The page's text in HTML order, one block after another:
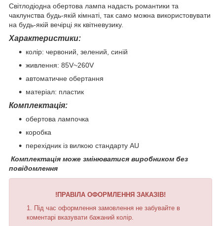
Світлодіодна обертова лампа надасть романтики та
чаклунства будь-якій кімнаті, так само можна використовувати
на будь-якій вечірці як квітневузику.
Характеристики:
колір: червоний, зелений, синій
живлення: 85V~260V
автоматичне обертання
матеріал: пластик
Комплектація:
обертова лампочка
коробка
перехідник із вилкою стандарту AU
Комплектація може змінюватися виробником без
повідомлення
!ПРАВІЛА ОФОРМЛЕННЯ ЗАКАЗІВ!
Під час оформлення замовлення не забувайте в
коментарі вказувати бажаний колір.